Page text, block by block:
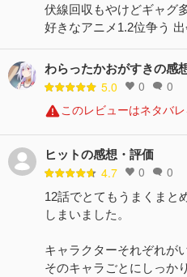
伏線回収もやけどギャグ
好きなアニメ1.2位争う
わらったかおがすきの感
5.0 0 0
このレビューはネタバ
ヒットの感想・評価
4.7 0 0
12話でとてもうまくまと
しまいました。
キャラクターそれぞれが
そのキャラごとにしっか